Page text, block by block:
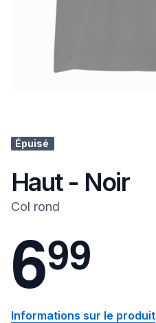
Épuisé
Haut - Noir
Col rond
699
Informations sur le produit